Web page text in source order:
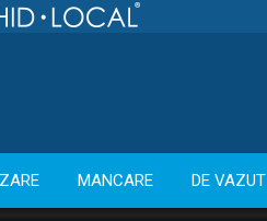
MANCARE DE VAZUT